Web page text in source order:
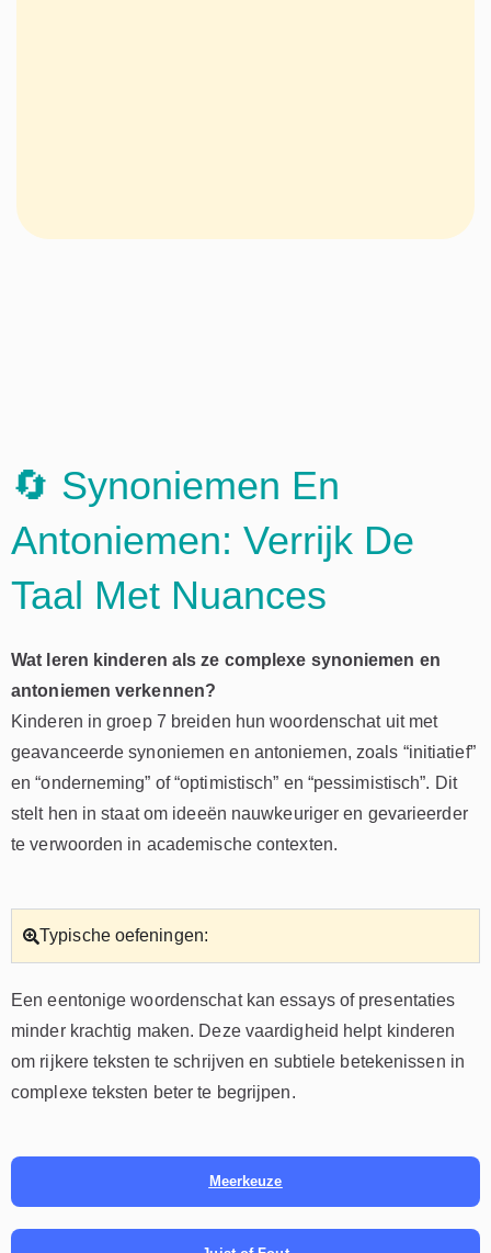
🔄 Synoniemen En
Antoniemen: Verrijk De
Taal Met Nuances
Wat leren kinderen als ze complexe synoniemen en
antoniemen verkennen?
Kinderen in groep 7 breiden hun woordenschat uit met
geavanceerde synoniemen en antoniemen, zoals “initiatief”
en “onderneming” of “optimistisch” en “pessimistisch”. Dit
stelt hen in staat om ideeën nauwkeuriger en gevarieerder
te verwoorden in academische contexten.
Typische oefeningen:
Een eentonige woordenschat kan essays of presentaties
minder krachtig maken. Deze vaardigheid helpt kinderen
om rijkere teksten te schrijven en subtiele betekenissen in
complexe teksten beter te begrijpen.
Meerkeuze